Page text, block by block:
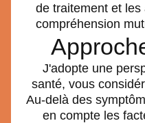
de traitement et
compréhension
J'adopte une
santé, vous
Au-delà des
en compte les